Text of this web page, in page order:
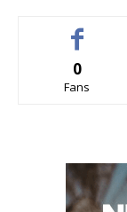
0
Fans